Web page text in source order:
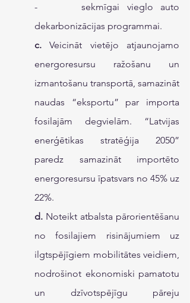
-      sekmīgai vieglo auto
dekarbonizācijas programmai.
c. Veicināt vietējo atjaunojamo
energoresursu ražošanu un
izmantošanu transportā, samazināt
naudas “eksportu” par importa
fosilajām degvielām. “Latvijas
enerģētikas stratēģija 2050”
paredz samazināt importēto
energoresursu īpatsvars no 45% uz
22%.
d. Noteikt atbalsta pārorientēšanu
no fosilajiem risinājumiem uz
ilgtspējīgiem mobilitātes veidiem,
nodrošinot ekonomiski pamatotu
un dzīvotspējīgu pāreju